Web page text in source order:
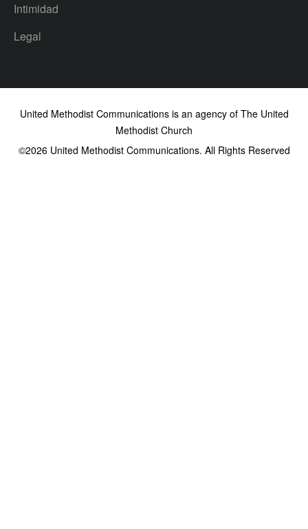
Intimidad
Legal
United Methodist Communications is an agency of The United
Methodist Church
©2026United Methodist Communications. All Rights Reserved